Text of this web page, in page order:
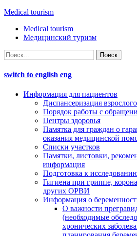
Medical tourism
Medical tourism
Медицинский туризм
switch to english eng
Информация для пациентов
Диспансеризация
Порядок работы с
Центры здоровья
Памятка для граждан о
оказания медицинской
Cписки участков
Памятки, листовки,
информация
Подготовка к
Гигиена при гриппе,
других ОРВИ
Информация о
О важности
(необходимые
хронических